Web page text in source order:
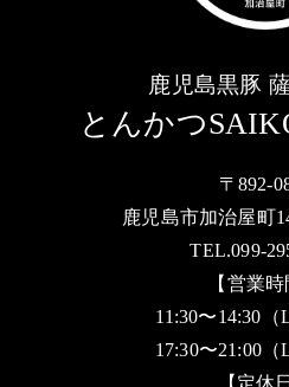
鹿児島黒豚
とんかつ
〒892-
鹿児島市加治屋町
TEL.099-
【営業時
11:30〜14:30（
17:30〜21:00（